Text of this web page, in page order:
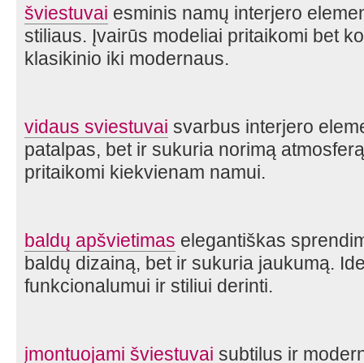
šviestuvai esminis namų interjero
stiliaus. Įvairūs modeliai pritaikomi bet
klasikinio iki modernaus.
vidaus sviestuvai svarbus interjero
patalpas, bet ir sukuria norimą
pritaikomi kiekvienam namui.
baldų apšvietimas elegantiškas
baldų dizainą, bet ir sukuria jaukumą.
funkcionalumui ir stiliui derinti.
įmontuojami šviestuvai subtilus ir